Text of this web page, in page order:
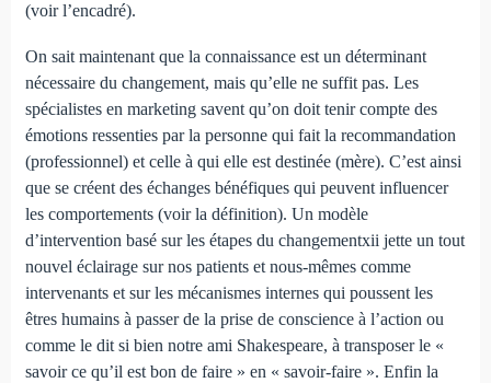
(voir l’encadré).
On sait maintenant que la connaissance est un déterminant
nécessaire du changement, mais qu’elle ne suffit pas. Les
spécialistes en marketing savent qu’on doit tenir compte des
émotions ressenties par la personne qui fait la recommandation
(professionnel) et celle à qui elle est destinée (mère). C’est ainsi
que se créent des échanges bénéfiques qui peuvent influencer
les comportements (voir la définition). Un modèle
d’intervention basé sur les étapes du changementxii jette un tout
nouvel éclairage sur nos patients et nous-mêmes comme
intervenants et sur les mécanismes internes qui poussent les
êtres humains à passer de la prise de conscience à l’action ou
comme le dit si bien notre ami Shakespeare, à transposer le «
savoir ce qu’il est bon de faire » en « savoir-faire ». Enfin la